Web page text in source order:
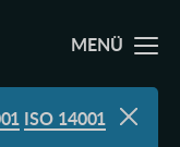
ISO 14001